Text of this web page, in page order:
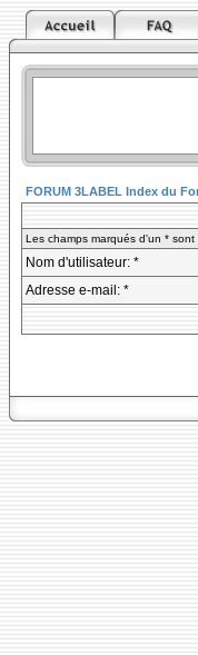
FORUM 3LABEL Index du
Les champs marqués d'un * sont
Nom d'utilisateur: *
Adresse e-mail: *